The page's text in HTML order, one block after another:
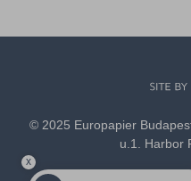
© 2025 Europapier
u.1. Harbor
x